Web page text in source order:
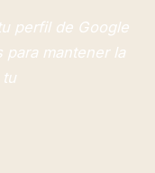
perfil de Google
para mantener la